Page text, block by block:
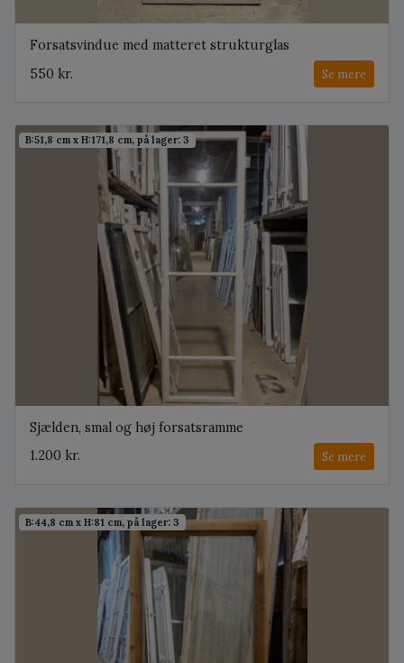
Forsatsvindue med matteret strukturglas
550 kr.
Se mere
B:51,8 cm x H:171,8 cm, på lager: 3
Sjælden, smal og høj forsatsramme
1.200 kr.
Se mere
B:44,8 cm x H:81 cm, på lager: 3